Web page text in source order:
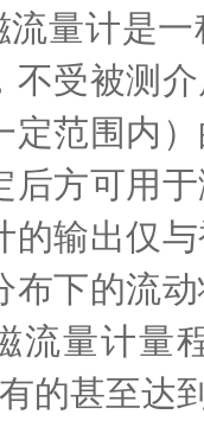
流量计是
不受被测
定范围内
后方可用
的输出仅
布下的流
流量计量
的甚至达